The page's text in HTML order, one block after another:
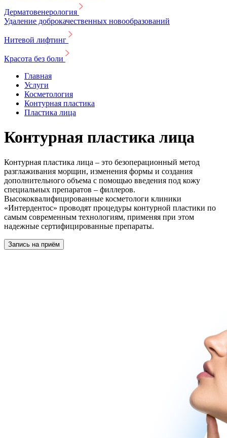
Дерматовенерология
Удаление доброкачественных новообразований
Нитевой лифтинг
Красота без боли
Главная
Услуги
Косметология
Контурная пластика
Пластика лица
Контурная пластика лица
Контурная пластика лица – это безоперационный метод
разглаживания морщин, изменения формы и создания
дополнительного объема с помощью введения под кожу
специальных препаратов – филлеров.
Высококвалифицированные косметологи клиники
«Интердентос» проводят процедуры контурной пластики по
самым современным технологиям, применяя при этом
надежные сертифицированные препараты.
Запись на приём